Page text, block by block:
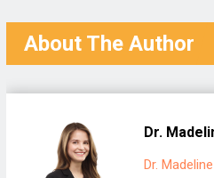
About The Author
Dr.
Dr.